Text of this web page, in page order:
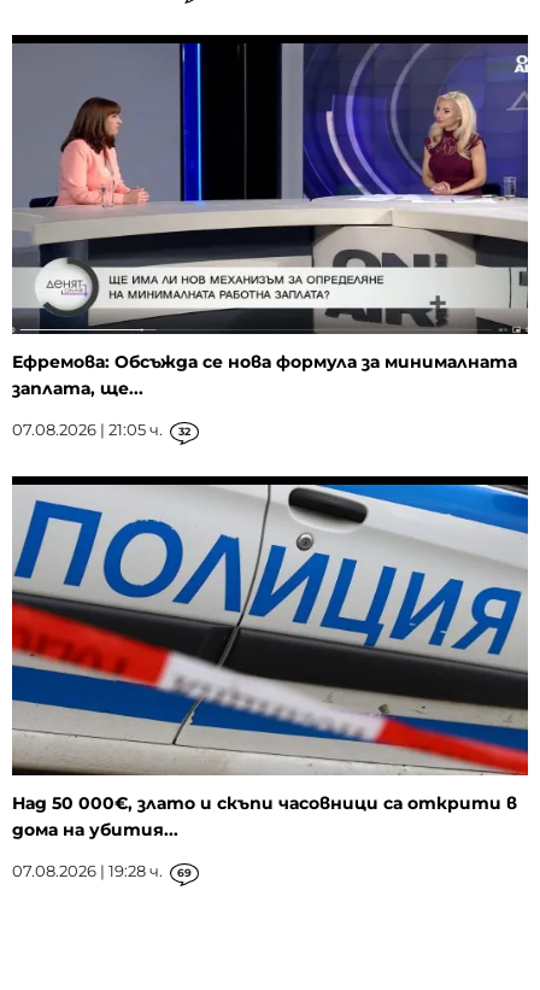
Ефремова: Обсъжда се нова формула за минималната
заплата, ще...
07.08.2026 | 21:05 ч. 32
Над 50 000€, злато и скъпи часовници са открити в
дома на убития...
07.08.2026 | 19:28 ч. 69